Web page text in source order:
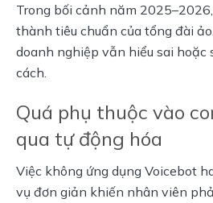
Trong bối cảnh năm
thành tiêu chuẩn của tổng đài
doanh nghiệp vẫn hiểu sai hoặc
cách.
Quá phụ thuộc vào
qua tự động hóa
Việc không ứng dụng Voicebot
vụ đơn giản khiến nhân viên